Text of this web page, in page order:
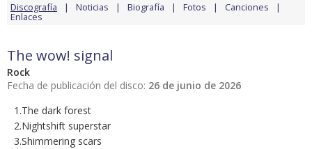
Discografía Noticias Biografía Fotos Canciones
Enlaces
The wow! signal
Rock
Fecha de publicación del disco: 26 de junio de 2026
1.The dark forest
2.Nightshift superstar
3.Shimmering scars